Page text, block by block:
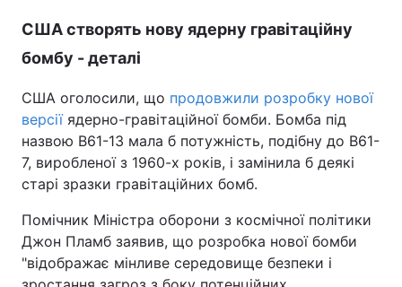
США створять нову ядерну гравітаційну
бомбу - деталі
США оголосили, що продовжили розробку нової
версіїядерно-гравітаційної бомби. Бомба під
назвою B61-13 мала б потужність, подібну до B61-
7, виробленої з 1960-х років, і замінила б деякі
старі зразки гравітаційних бомб.
Помічник Міністра оборони з космічної політики
Джон Пламб заявив, що розробка нової бомби
"відображає мінливе середовище безпеки і